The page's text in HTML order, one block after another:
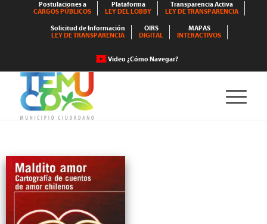
Postulaciones a
CARGOS PÚBLICOS
Plataforma
LEY DEL LOBBY
Transparencia Activa
LEY DE TRANSPARENCIA
Solicitud de Información
LEY DE TRANSPARENCIA
OIRS
DIGITAL
MAPAS
INTERACTIVOS
Video ¿Cómo Navegar?